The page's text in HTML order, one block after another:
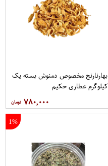
بهارنارنج مخصوص دمنوش بسته یک
کیلوگرم عطاری حکیم
۷۸۰,۰۰۰
1%